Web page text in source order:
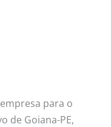
para o
de Goiana-PE,